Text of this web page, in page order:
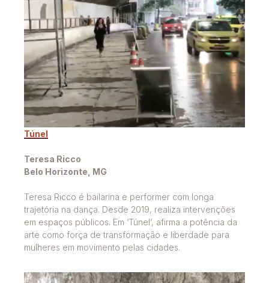
Túnel
Teresa Ricco
Belo Horizonte, MG
Teresa Ricco é bailarina e performer com longa
trajetória na dança. Desde 2019, realiza intervenções
em espaços públicos. Em ‘Túnel’, afirma a potência da
arte como força de transformação e liberdade para
mulheres em movimento pelas cidades.